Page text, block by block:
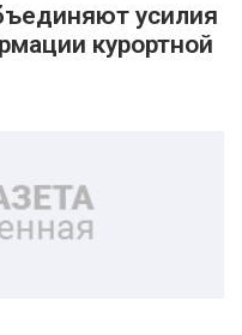
усилия
курортной